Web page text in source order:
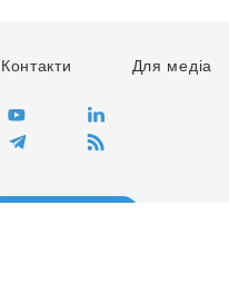
Контакти Для медіа